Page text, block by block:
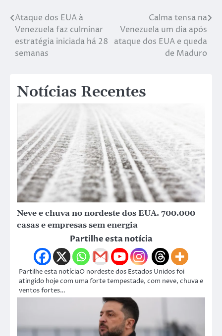
Ataque dos EUA à
Venezuela faz culminar
estratégia iniciada há 28
semanas
Calma tensa na
Venezuela um dia após
ataque dos EUA e queda
de Maduro
Notícias Recentes
Neve e chuva no nordeste dos EUA. 700.000
casas e empresas sem energia
Partilhe esta notícia
Partilhe esta notíciaO nordeste dos Estados Unidos foi
atingido hoje com uma forte tempestade, com neve, chuva e
ventos fortes…